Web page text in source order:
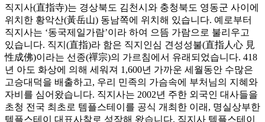
직지사(直指寺)는 경상북도 김천시와 충청북도 영동군 사이에
위치한 황악산(黃岳山) 동남쪽에 위치해 있습니다. 예로부터
직지사는 ‘동국제일가람’이라 하여 으뜸 가람으로 불리우고
있습니다. 직지(直指)라 함은 직지인심 견성성불(直指人心 見
性成佛)이라는 선종(禪宗)의 가르침에서 유래되었습니다. 418
년 아도 화상에 의해 세워져 1,600년 가까운 세월동안 수많은
고승대덕을 배출하고, 우리 민족의 가슴속에 부처님의 지혜와
자비를 심어왔습니다. 직지사는 2002년 주한 외국인 대사들을
초청 전국 최초로 템플스테이를 공식 개최한 이래, 명실상부한
템플스테이 대표사찰로 성장해 왔습니다. 직지사 템플스테이